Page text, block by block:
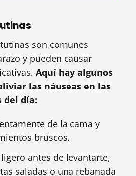
son comunes
y pueden causar
Aquí hay algunos
las náuseas en las
del día:
de la cama y
bruscos.
antes de levantarte,
saladas o una rebanada